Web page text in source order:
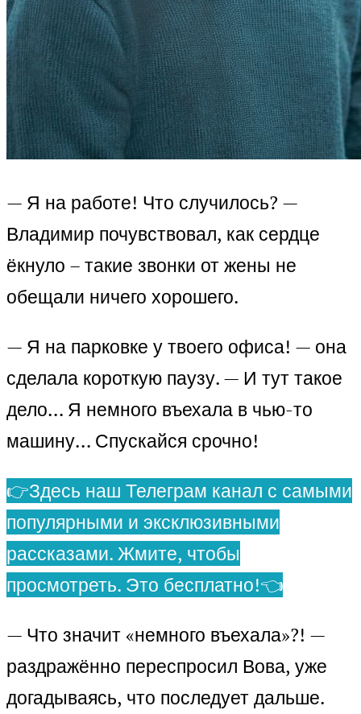
— Я на работе! Что случилось? —
Владимир почувствовал, как сердце
ёкнуло – такие звонки от жены не
обещали ничего хорошего.
— Я на парковке у твоего офиса! — она
сделала короткую паузу. — И тут такое
дело… Я немного въехала в чью-то
машину… Спускайся срочно!
👉Здесь наш Телеграм канал с самыми
популярными и эксклюзивными
рассказами. Жмите, чтобы
просмотреть. Это бесплатно!👈
— Что значит «немного въехала»?! —
раздражённо переспросил Вова, уже
догадываясь, что последует дальше.